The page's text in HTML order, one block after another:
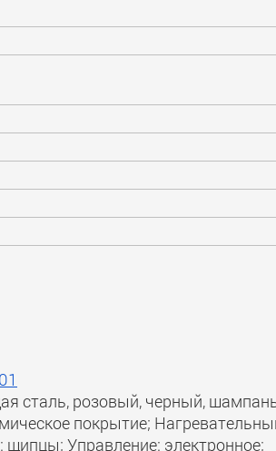
сталь, розовый, черный,
покрытие;
Управление: электронное;